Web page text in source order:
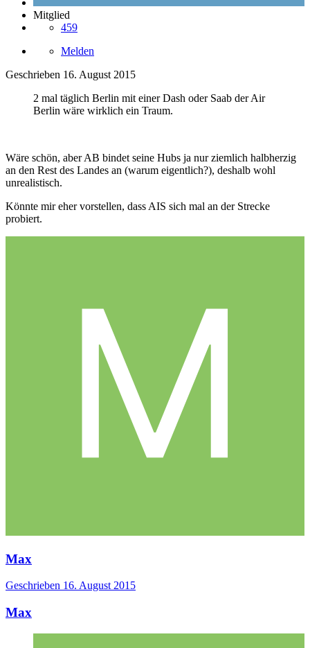
Mitglied
459
Melden
Geschrieben 16. August 2015
2 mal täglich Berlin mit einer Dash oder Saab der Air
Berlin wäre wirklich ein Traum.
Wäre schön, aber AB bindet seine Hubs ja nur ziemlich halbherzig
an den Rest des Landes an (warum eigentlich?), deshalb wohl
unrealistisch.
Könnte mir eher vorstellen, dass AIS sich mal an der Strecke
probiert.
Max
Geschrieben 16. August 2015
Max